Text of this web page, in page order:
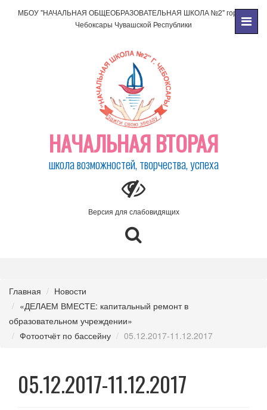
МБОУ "НАЧАЛЬНАЯ ОБЩЕОБРАЗОВАТЕЛЬНАЯ ШКОЛА №2" города
Чебоксары Чувашской Республики
НАЧАЛЬНАЯ ВТОРАЯ
школа возможностей, творчества, успеха
Версия для слабовидящих
Главная
Новости
«ДЕЛАЕМ ВМЕСТЕ: капитальный ремонт в
образовательном учреждении»
Фотоотчёт по бассейну
05.12.2017-11.12.2017
05.12.2017-11.12.2017